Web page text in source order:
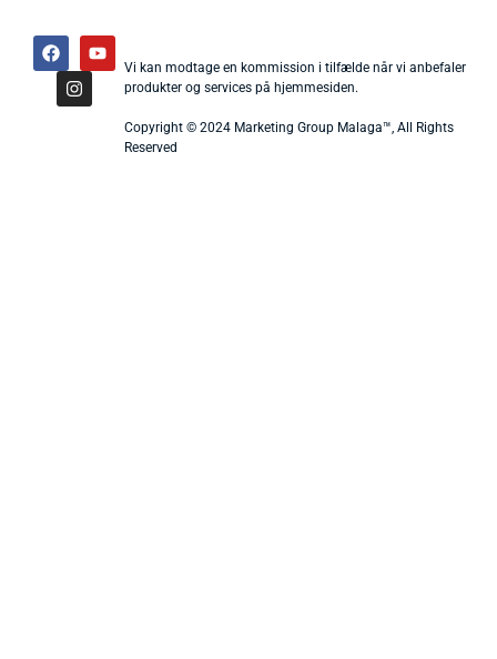
Vi kan modtage en kommission i tilfælde når vi anbefaler
produkter og services på hjemmesiden.
Copyright © 2024 Marketing Group Malaga™, All Rights
Reserved